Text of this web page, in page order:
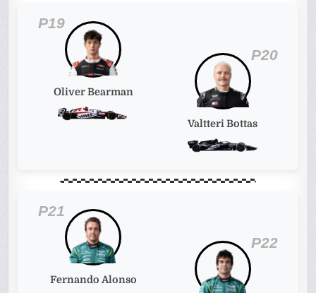
P19
Oliver Bearman
P20
Valtteri Bottas
P21
Fernando Alonso
P22